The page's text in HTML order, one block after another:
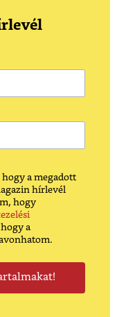
a megadott
hírlevél
hogy
a